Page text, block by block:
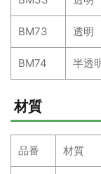
BM73 透明
BM74 半透
材質
品番 材質